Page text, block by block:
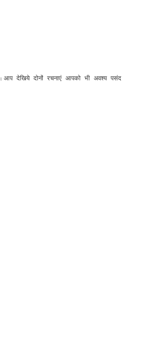
। आप देखिये दोनों रचनाएं आपको भी अवश्य पसंद आयेंगी